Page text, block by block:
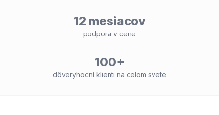
12 mesiacov
podpora v cene
100+
dôveryhodní klienti na celom svete